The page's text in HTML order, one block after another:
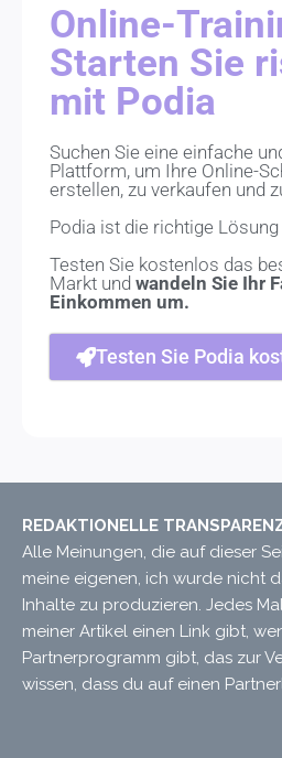
Online-
Starten Sie
mit Podia
Suchen Sie eine einfache
Plattform, um Ihre Online-
erstellen, zu verkaufen und
Podia ist die richtige Lösung
Testen Sie kostenlos das
Markt undwandeln Sie Ihr
Einkommen um.
Testen Sie Podia
REDAKTIONELLE
Alle Meinungen, die auf dieser
meine eigenen, ich wurde nicht
Inhalte zu produzieren. Jedes
meiner Artikel einen Link gibt,
Partnerprogramm gibt, das zur
wissen, dass du auf einen